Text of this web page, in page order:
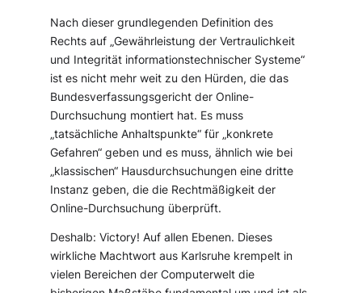
Nach dieser grundlegenden Definition des
Rechts auf „Gewährleistung der Vertraulichkeit
und Integrität informationstechnischer Systeme“
ist es nicht mehr weit zu den Hürden, die das
Bundesverfassungsgericht der Online-
Durchsuchung montiert hat. Es muss
„tatsächliche Anhaltspunkte“ für „konkrete
Gefahren“ geben und es muss, ähnlich wie bei
„klassischen“ Hausdurchsuchungen eine dritte
Instanz geben, die die Rechtmäßigkeit der
Online-Durchsuchung überprüft.
Deshalb: Victory! Auf allen Ebenen. Dieses
wirkliche Machtwort aus Karlsruhe krempelt in
vielen Bereichen der Computerwelt die